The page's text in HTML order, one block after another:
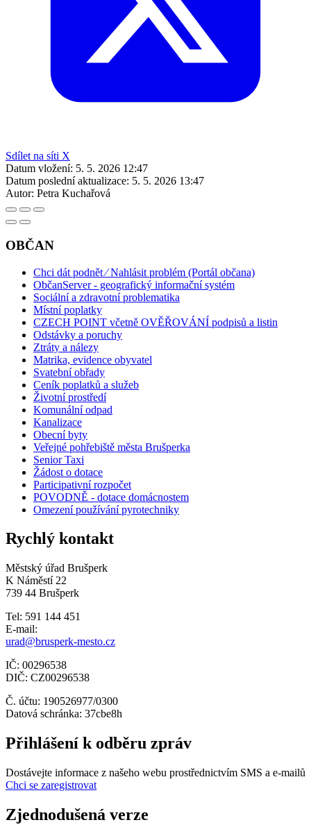
Sdílet na síti X
Datum vložení: 5. 5. 2026 12:47
Datum poslední aktualizace: 5. 5. 2026 13:47
Autor: Petra Kuchařová
OBČAN
Chci dát podnět ⁄ Nahlásit problém (Portál občana)
ObčanServer - geografický informační systém
Sociální a zdravotní problematika
Místní poplatky
CZECH POINT včetně OVĚŘOVÁNÍ podpisů a listin
Odstávky a poruchy
Ztráty a nálezy
Matrika, evidence obyvatel
Svatební obřady
Ceník poplatků a služeb
Životní prostředí
Komunální odpad
Kanalizace
Obecní byty
Veřejné pohřebiště města Brušperka
Senior Taxi
Žádost o dotace
Participativní rozpočet
POVODNĚ - dotace domácnostem
Omezení používání pyrotechniky
Rychlý kontakt
Městský úřad Brušperk
K Náměstí 22
739 44 Brušperk
Tel: 591 144 451
E-mail:
urad@brusperk-mesto.cz
IČ: 00296538
DIČ: CZ00296538
Č. účtu: 190526977/0300
Datová schránka: 37cbe8h
Přihlášení k odběru zpráv
Dostávejte informace z našeho webu prostřednictvím SMS a e-mailů
Chci se zaregistrovat
Zjednodušená verze